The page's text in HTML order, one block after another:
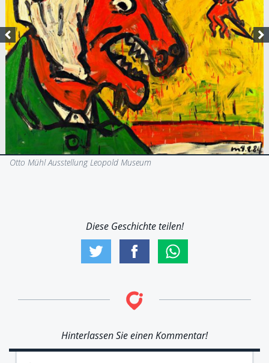
Otto Mühl Ausstellung Leopold Museum
Diese Geschichte teilen!
Hinterlassen Sie einen Kommentar!